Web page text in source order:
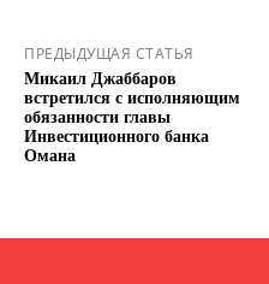
ПРЕДЫДУЩАЯ СТАТЬЯ
Микаил Джаббаров
встретился с исполняющим
обязанности главы
Инвестиционного банка
Омана